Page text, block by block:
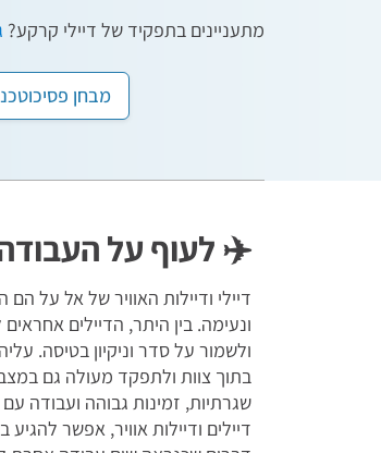
מתעניינים בתפקיד של דיילי קרקע?
מבחן
✈️ לעוף על
דיילי ודיילות האוויר של אל על
ונעימה. בין היתר, הדיילים
ולשמור על סדר וניקיון בטיסה.
בתוך צוות ולתפקד מעולה גם
שגרתיות, זמינות גבוהה ועבודה
דיילים ודיילות אוויר, אפשר